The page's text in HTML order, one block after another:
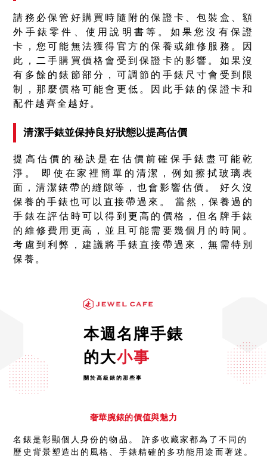
請務必保管好購買時隨附的保證卡、包裝盒、額
外手錶零件、使用說明書等。如果您沒有保證
卡，您可能無法獲得官方的保養或維修服務。因
此，二手購買價格會受到保證卡的影響。如果沒
有多餘的錶節部分，可調節的手錶尺寸會受到限
制，那麼價格可能會更低。因此手錶的保證卡和
配件越齊全越好。
清潔手錶並保持良好狀態以提高估價
提高估價的秘訣是在估價前確保手錶盡可能乾
淨。 即使在家裡簡單的清潔，例如擦拭玻璃表
面，清潔錶帶的縫隙等，也會影響估價。 好久沒
保養的手錶也可以直接帶過來。 當然，保養過的
手錶在評估時可以得到更高的價格，但名牌手錶
的維修費用更高，並且可能需要幾個月的時間。
考慮到利弊，建議將手錶直接帶過來，無需特別
保養。
本週名牌手錶
的大小事
關於高級錶的那些事
奢華腕錶的價值與魅力
名錶是彰顯個人身份的物品。 許多收藏家都為了不同的
歷史背景塑造出的風格、手錶精確的多功能用途而著迷。